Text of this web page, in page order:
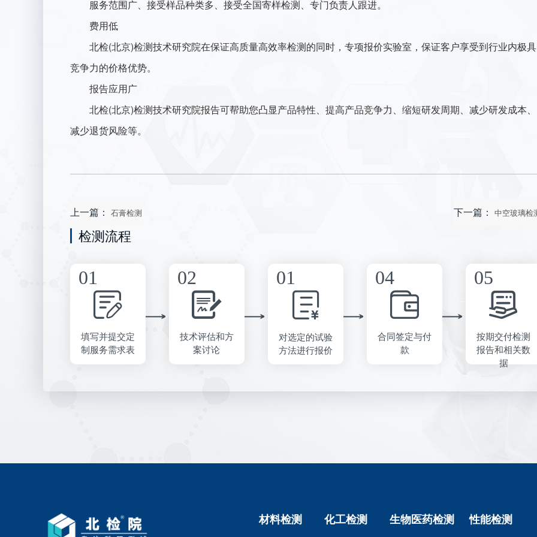
服务范围广、接受样品种类多、接受全国寄样检测、专门负责人跟进。
费用低
北检(北京)检测技术研究院在保证高质量高效率检测的同时，专项报价实验室，保证客户享受到行业内极具
竞争力的价格优势。
报告应用广
北检(北京)检测技术研究院报告可帮助您凸显产品特性、提高产品竞争力、缩短研发周期、减少研发成本、
减少退货风险等。
上一篇： 石膏检测 下一篇： 中空玻璃检
检测流程
填写并提交定
制服务需求表
技术评估和方
案讨论
对选定的试验
方法进行报价
合同签定与付
款
按期交付检测
报告和相关数
据
材料检测 化工检测 生物医药检测 性能检测